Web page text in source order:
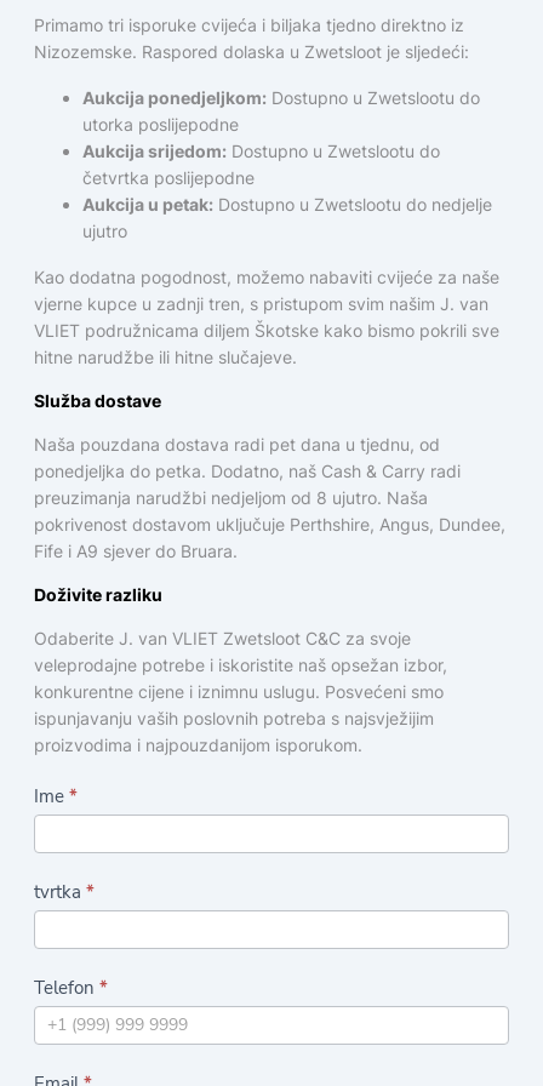
Primamo tri isporuke cvijeća i biljaka tjedno direktno iz
Nizozemske. Raspored dolaska u Zwetsloot je sljedeći:
Aukcija ponedjeljkom: Dostupno u Zwetslootu do
utorka poslijepodne
Aukcija srijedom: Dostupno u Zwetslootu do
četvrtka poslijepodne
Aukcija u petak: Dostupno u Zwetslootu do nedjelje
ujutro
Kao dodatna pogodnost, možemo nabaviti cvijeće za naše
vjerne kupce u zadnji tren, s pristupom svim našim J. van
VLIET podružnicama diljem Škotske kako bismo pokrili sve
hitne narudžbe ili hitne slučajeve.
Služba dostave
Naša pouzdana dostava radi pet dana u tjednu, od
ponedjeljka do petka. Dodatno, naš Cash & Carry radi
preuzimanja narudžbi nedjeljom od 8 ujutro. Naša
pokrivenost dostavom uključuje Perthshire, Angus, Dundee,
Fife i A9 sjever do Bruara.
Doživite razliku
Odaberite J. van VLIET Zwetsloot C&C za svoje
veleprodajne potrebe i iskoristite naš opsežan izbor,
konkurentne cijene i iznimnu uslugu. Posvećeni smo
ispunjavanju vaših poslovnih potreba s najsvježijim
proizvodima i najpouzdanijom isporukom.
O
a
c
z
Ime *
tvrtka *
Telefon *